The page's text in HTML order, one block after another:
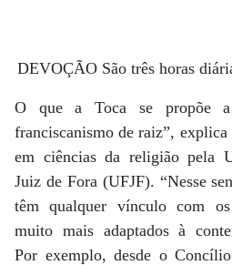
DEVOÇÃO São três horas
O que a Toca se propõe
franciscanismo de raiz”,
em ciências da religião pela
Juiz de Fora (UFJF). “Nesse
têm qualquer vínculo com
muito mais adaptados à
Por exemplo, desde o